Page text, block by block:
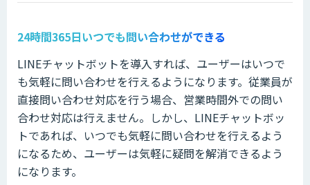
24時間365日いつでも問い合わせができる
LINEチャットボットを導入すれば、ユーザーはいつで
も気軽に問い合わせを行えるようになります。従業員が
直接問い合わせ対応を行う場合、営業時間外での問い
合わせ対応は行えません。しかし、LINEチャットボッ
トであれば、いつでも気軽に問い合わせを行えるよう
になるため、ユーザーは気軽に疑問を解消できるよう
になります。